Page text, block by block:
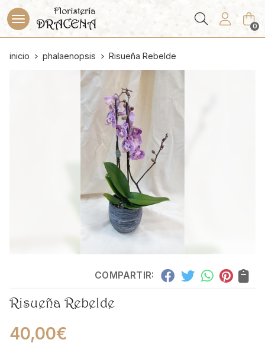
Buscar 0
inicio phalaenopsis Risueña Rebelde
COMPARTIR:
Risueña Rebelde
40,00€